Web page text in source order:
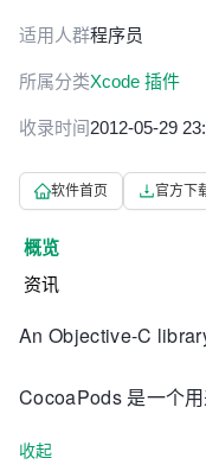
适用人群程序员
所属分类Xcode 插件
收录时间2012-05-29
软件首页 官方下
概览
资讯
An Objective-C
CocoaPods 是一个
收起